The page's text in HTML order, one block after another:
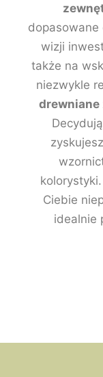
wizji
także na
niezwykle
drewniane
Ciebie
idealnie